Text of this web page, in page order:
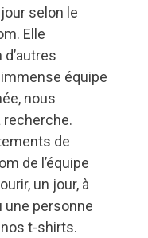
selon le
Elle
équipe
nous
recherche.
de
de l’équipe
un jour, à
une personne
t-shirts.